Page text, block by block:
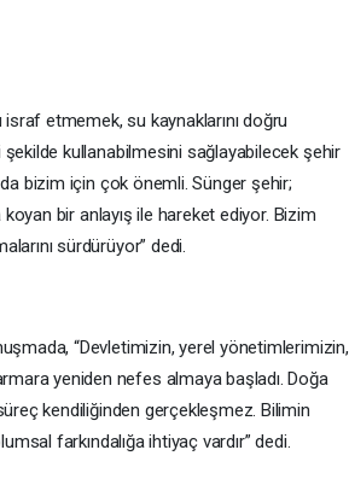
israf etmemek, su kaynaklarını doğru
kullanabilmesini sağlayabilecek şehir
bizim için çok önemli. Sünger şehir;
bir anlayış ile hareket ediyor. Bizim
sürdürüyor” dedi.
“Devletimizin, yerel yönetimlerimizin,
yeniden nefes almaya başladı. Doğa
kendiliğinden gerçekleşmez. Bilimin
farkındalığa ihtiyaç vardır” dedi.